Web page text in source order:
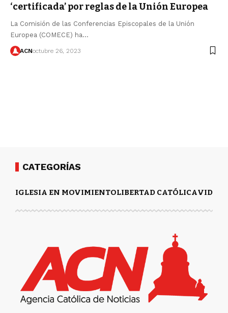
‘certificada’ por reglas de la Unión Europea
La Comisión de las Conferencias Episcopales de la Unión
Europea (COMECE) ha…
ACNoctubre 26, 2023
CATEGORÍAS
IGLESIA EN MOVIMIENTOLIBERTAD CATÓLICAVIDA